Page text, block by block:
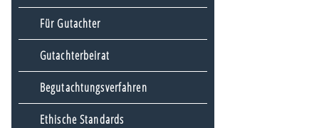
Für Gutachter
Gutachterbeirat
Begutachtungsverfahren
Ethische Standards